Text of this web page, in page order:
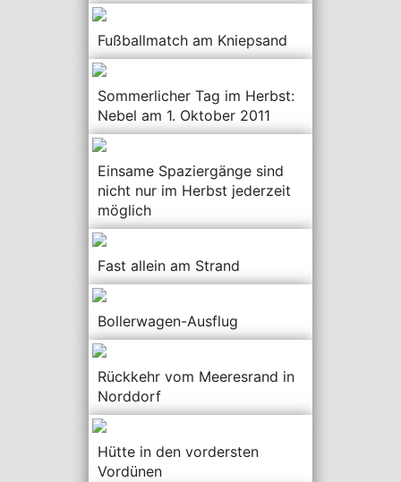
Fußballmatch am Kniepsand
Sommerlicher Tag im Herbst:
Nebel am 1. Oktober 2011
Einsame Spaziergänge sind
nicht nur im Herbst jederzeit
möglich
Fast allein am Strand
Bollerwagen-Ausflug
Rückkehr vom Meeresrand in
Norddorf
Hütte in den vordersten
Vordünen